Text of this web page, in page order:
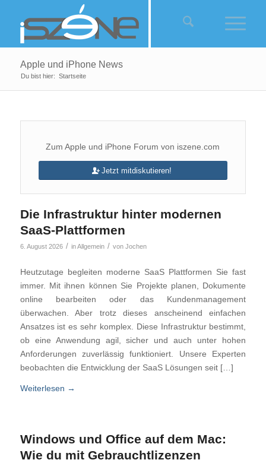
Apple und iPhone News
Du bist hier: Startseite
Zum Apple und iPhone Forum von iszene.com
Jetzt mitdiskutieren!
Die Infrastruktur hinter modernen
SaaS-Plattformen
6. August 2026 / inAllgemein / von Jochen
Heutzutage begleiten moderne SaaS Plattformen Sie fast
immer. Mit ihnen können Sie Projekte planen, Dokumente
online bearbeiten oder das Kundenmanagement
überwachen. Aber trotz dieses anscheinend einfachen
Ansatzes ist es sehr komplex. Diese Infrastruktur bestimmt,
ob eine Anwendung agil, sicher und auch unter hohen
Anforderungen zuverlässig funktioniert. Unsere Experten
beobachten die Entwicklung der SaaS Lösungen seit […]
Weiterlesen →
Windows und Office auf dem Mac:
Wie du mit Gebrauchtlizenzen